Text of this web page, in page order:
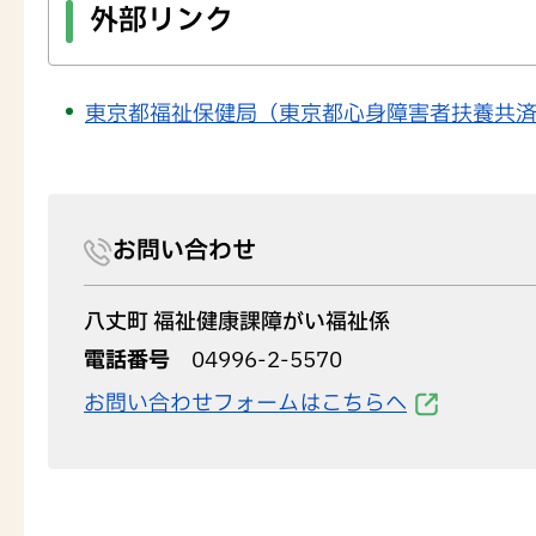
外部リンク
東京都福祉保健局（東京都心身障害者扶養共
お問い合わせ
八丈町 福祉健康課障がい福祉係
電話番号
04996-2-5570
お問い合わせフォームはこちらへ